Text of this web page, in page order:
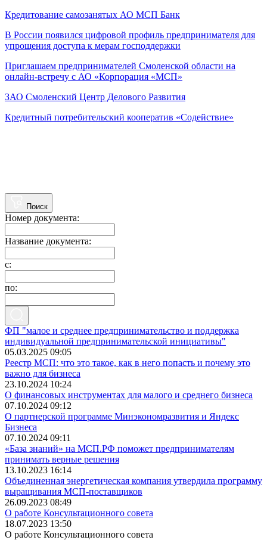
Кредитование самозанятых АО МСП Банк
В России появился цифровой профиль предпринимателя для
упрощения доступа к мерам господдержки
Приглашаем предпринимателей Смоленской области на
онлайн-встречу с АО «Корпорация «МСП»
ЗАО Смоленский Центр Делового Развития
Кредитный потребительский кооператив «Содействие»
Поиск
Номер документа:
Название документа:
с:
по:
ФП "малое и среднее предпринимательство и поддержка
индивидуальной предпринимательской инициативы"
05.03.2025 09:05
Реестр МСП: что это такое, как в него попасть и почему это
важно для бизнеса
23.10.2024 10:24
О финансовых инструментах для малого и среднего бизнеса
07.10.2024 09:12
О партнерской программе Минэкономразвития и Яндекс
Бизнеса
07.10.2024 09:11
«База знаний» на МСП.РФ поможет предпринимателям
принимать верные решения
13.10.2023 16:14
Объединенная энергетическая компания утвердила программу
выращивания МСП-поставщиков
26.09.2023 08:49
О работе Консультационного совета
18.07.2023 13:50
О работе Консультационного совета